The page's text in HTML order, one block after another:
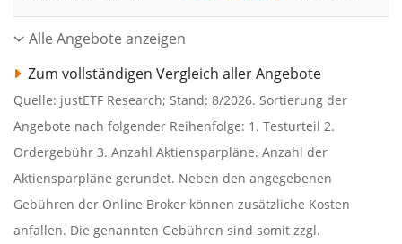
Alle Angebote anzeigen
Zum vollständigen Vergleich aller Angebote
Quelle: justETF Research; Stand: 8/2026. Sortierung der
Angebote nach folgender Reihenfolge: 1. Testurteil 2.
Ordergebühr 3. Anzahl Aktiensparpläne. Anzahl der
Aktiensparpläne gerundet. Neben den angegebenen
Gebühren der Online Broker können zusätzliche Kosten
anfallen. Die genannten Gebühren sind somit zzgl.